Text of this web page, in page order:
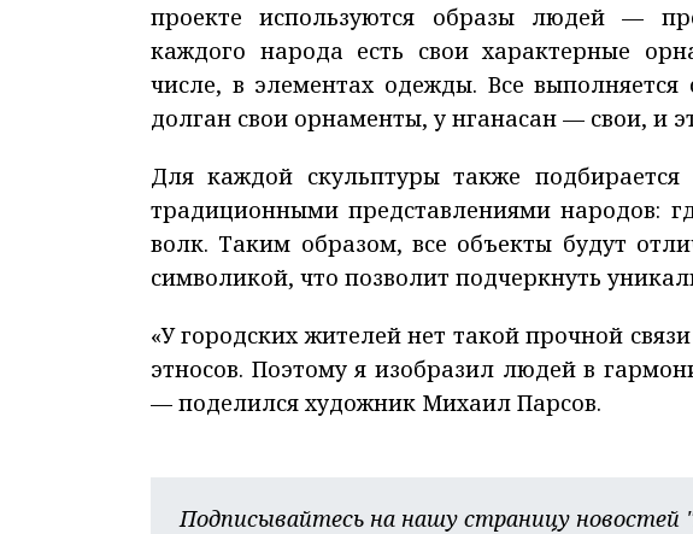
проекте используются образы людей —
каждого народа есть свои характерные
числе, в элементах одежды. Все выполняется
долган свои орнаменты, у нганасан — свои, и
Для каждой скульптуры также подбирается
традиционными представлениями народов:
волк. Таким образом, все объекты будут
символикой, что позволит подчеркнуть
«У городских жителей нет такой прочной
этносов. Поэтому я изобразил людей в
— поделился художник Михаил Парсов.
Подписывайтесь на нашу страницу новостей